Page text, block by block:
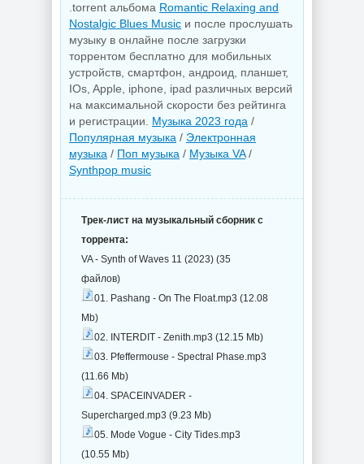
.torrent альбома Romantic Relaxing and
Nostalgic Blues Music и после прослушать
музыку в онлайне после загрузки
торрентом бесплатно для мобильных
устройств, смартфон, андроид, планшет,
IOs, Apple, iphone, ipad различных версий
на максимальной скорости без рейтинга
и регистрации. Музыка 2023 года /
Популярная музыка / Электронная
музыка / Поп музыка / Музыка VA/
Synthpop music
Трек-лист на музыкальный сборник с
торрента:
VA - Synth of Waves 11 (2023) (35
файлов)
01. Pashang - On The Float.mp3 (12.08
Mb)
02. INTERDIT - Zenith.mp3 (12.15 Mb)
03. Pfeffermouse - Spectral Phase.mp3
(11.66 Mb)
04. SPACEINVADER -
Supercharged.mp3 (9.23 Mb)
05. Mode Vogue - City Tides.mp3
(10.55 Mb)